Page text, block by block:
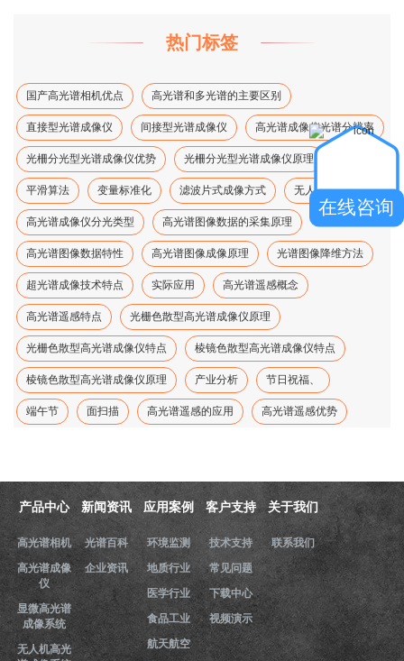
热门标签
国产高光谱相机优点 高光谱和多光谱的主要区别
直接型光谱成像仪 间接型光谱成像仪 高光谱成像仪光谱分辨率
光柵分光型光谱成像仪优势 光柵分光型光谱成像仪原理
平滑算法 变量标准化 滤波片式成像方式 无人机高光谱、
高光谱成像仪分光类型 高光谱图像数据的采集原理
高光谱图像数据特性 高光谱图像成像原理 光谱图像降维方法
超光谱成像技术特点 实际应用 高光谱遥感概念
高光谱遥感特点 光栅色散型高光谱成像仪原理
光栅色散型高光谱成像仪特点 棱镜色散型高光谱成像仪特点
棱镜色散型高光谱成像仪原理 产业分析 节日祝福、
端午节 面扫描 高光谱遥感的应用 高光谱遥感优势
产品中心
高光谱相机
高光谱成像
仪
显微高光谱
成像系统
无人机高光
新闻资讯
光谱百科
企业资讯
应用案例
环境监测
地质行业
医学行业
食品工业
航天航空
客户支持
技术支持
常见问题
下载中心
视频演示
关于我们
联系我们
在线咨询